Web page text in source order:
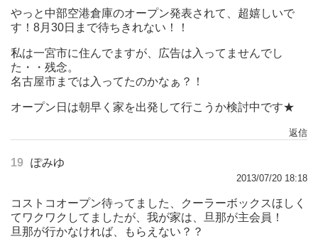
やっと中部空港倉庫のオープン発表されて、超嬉しいで
す！8月30日まで待ちきれない！！
私は一宮市に住んでますが、広告は入ってませんでし
た・・残念。
名古屋市までは入ってたのかなぁ？！
オープン日は朝早く家を出発して行こうか検討中です★
返信
19 ぽみゆ
2013/07/20 18:18
コストコオープン待ってました、クーラーボックスほしく
てワクワクしてましたが、我が家は、旦那が主会員！
旦那が行かなければ、もらえない？？